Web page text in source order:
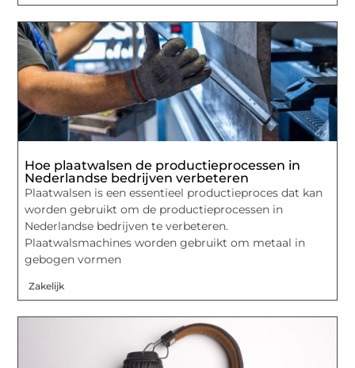
Hoe plaatwalsen de productieprocessen in
Nederlandse bedrijven verbeteren
Plaatwalsen is een essentieel productieproces dat kan
worden gebruikt om de productieprocessen in
Nederlandse bedrijven te verbeteren.
Plaatwalsmachines worden gebruikt om metaal in
gebogen vormen
Zakelijk